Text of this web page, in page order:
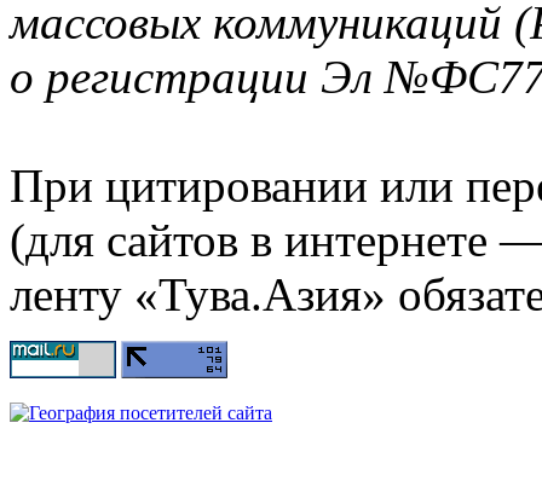
массовых коммуникаций
о регистрации Эл
При цитировании или
(для сайтов в интернете
ленту «Тува.Азия»